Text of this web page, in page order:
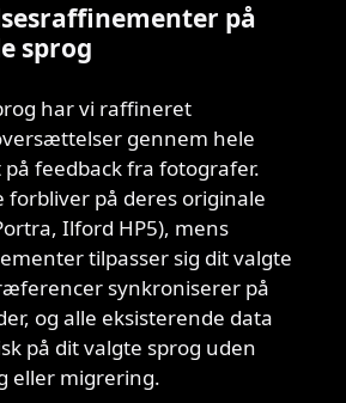
på
sprog
har vi raffineret
gennem hele
feedback fra fotografer.
forbliver på deres originale
Ilford HP5), mens
tilpasser sig dit valgte
synkroniserer på
og alle eksisterende data
på dit valgte sprog uden
eller migrering.